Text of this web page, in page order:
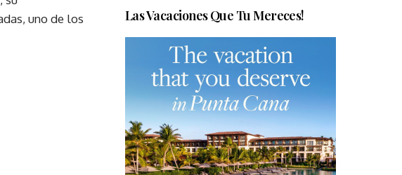
uno de los
Las Vacaciones Que Tu Mereces!